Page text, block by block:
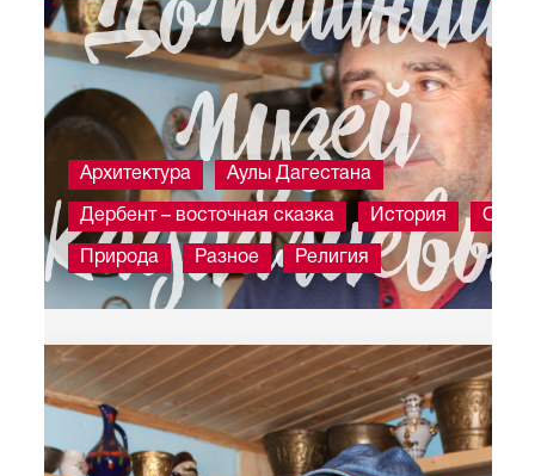
музей
Архитектура Аулы Дагестана
Дербент – восточная сказка История
Природа Разное Религия